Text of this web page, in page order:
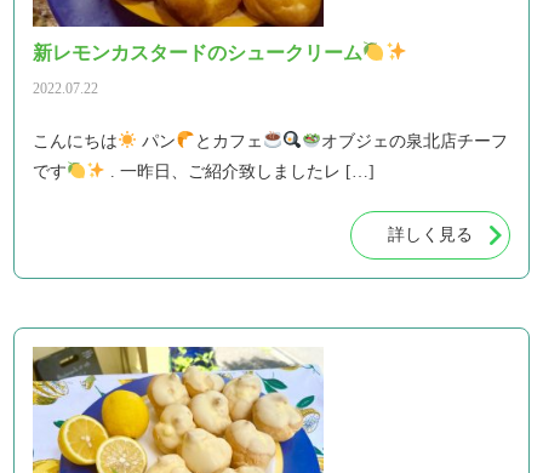
新レモンカスタードのシュークリーム
2022.07.22
こんにちは パン とカフェ
オブジェの泉北店チーフ
です
. 一昨日、ご紹介致しましたレ […]
詳しく見る